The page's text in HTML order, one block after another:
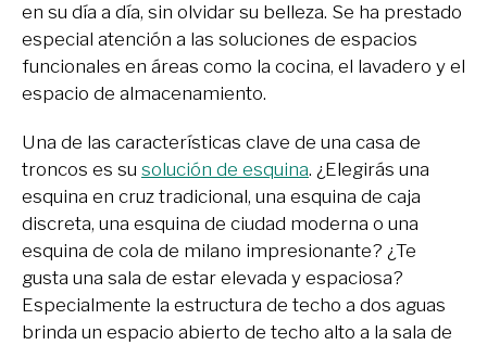
en su día a día, sin olvidar su belleza. Se ha prestado
especial atención a las soluciones de espacios
funcionales en áreas como la cocina, el lavadero y el
espacio de almacenamiento.
Una de las características clave de una casa de
troncos es su solución de esquina. ¿Elegirás una
esquina en cruz tradicional, una esquina de caja
discreta, una esquina de ciudad moderna o una
esquina de cola de milano impresionante? ¿Te
gusta una sala de estar elevada y espaciosa?
Especialmente la estructura de techo a dos aguas
brinda un espacio abierto de techo alto a la sala de